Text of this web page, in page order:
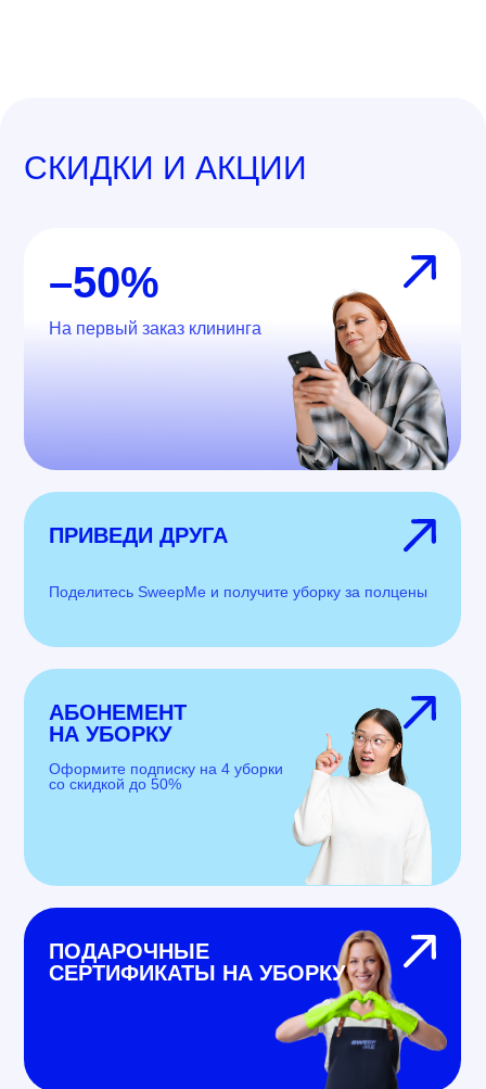
СКИДКИ И АКЦИИ
–50%
На первый заказ клининга
ПРИВЕДИ ДРУГА
Поделитесь SweepMe и получите уборку за полцены
АБОНЕМЕНТ
НА УБОРКУ
Оформите подписку на 4 уборки
со скидкой до 50%
ПОДАРОЧНЫЕ
СЕРТИФИКАТЫ НА УБОРКУ